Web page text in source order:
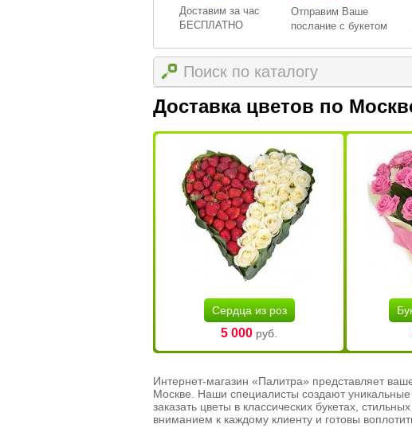
Доставим за час
БЕСПЛАТНО
Отправим Ваше
послание с букетом
Доставка цветов по
Сердца из роз
5 000 руб.
Интернет-магазин «Палитра» представляет
Москве. Наши специалисты создают
заказать цветы в классических букетах,
вниманием к каждому клиенту и готовы